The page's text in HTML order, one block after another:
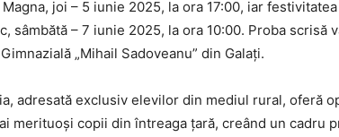
Magna, joi – 5 iunie 2025, la ora 17:00, iar
sâmbătă – 7 iunie 2025, la ora 10:00. Proba scrisă
„Mihail Sadoveanu” din Galați.
adresată exclusiv elevilor din mediul rural, oferă
merituoși copii din întreaga țară, creând un cadru